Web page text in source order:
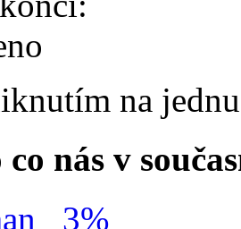
na
nás v
3%